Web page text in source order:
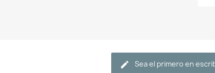
Sea el primero en